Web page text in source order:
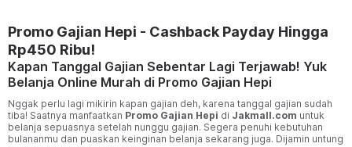
Promo Gajian Hepi - Cashback Payday Hingga
Rp450 Ribu!
Kapan Tanggal Gajian Sebentar Lagi Terjawab! Yuk
Belanja Online Murah di Promo Gajian Hepi
Nggak perlu lagi mikirin kapan gajian deh, karena tanggal gajian sudah
tiba! Saatnya manfaatkan Promo Gajian Hepi di Jakmall.com untuk
belanja sepuasnya setelah nunggu gajian. Segera penuhi kebutuhan
bulananmu dan puaskan keinginan belanja sekarang juga. Dijamin untung